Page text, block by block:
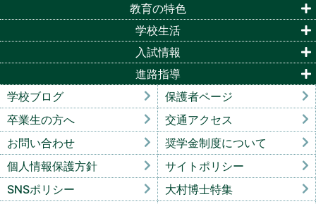
教育の特色
学校生活
入試情報
進路指導
学校ブログ
保護者ページ
卒業生の方へ
交通アクセス
お問い合わせ
奨学金制度について
個人情報保護方針
サイトポリシー
SNSポリシー
大村博士特集